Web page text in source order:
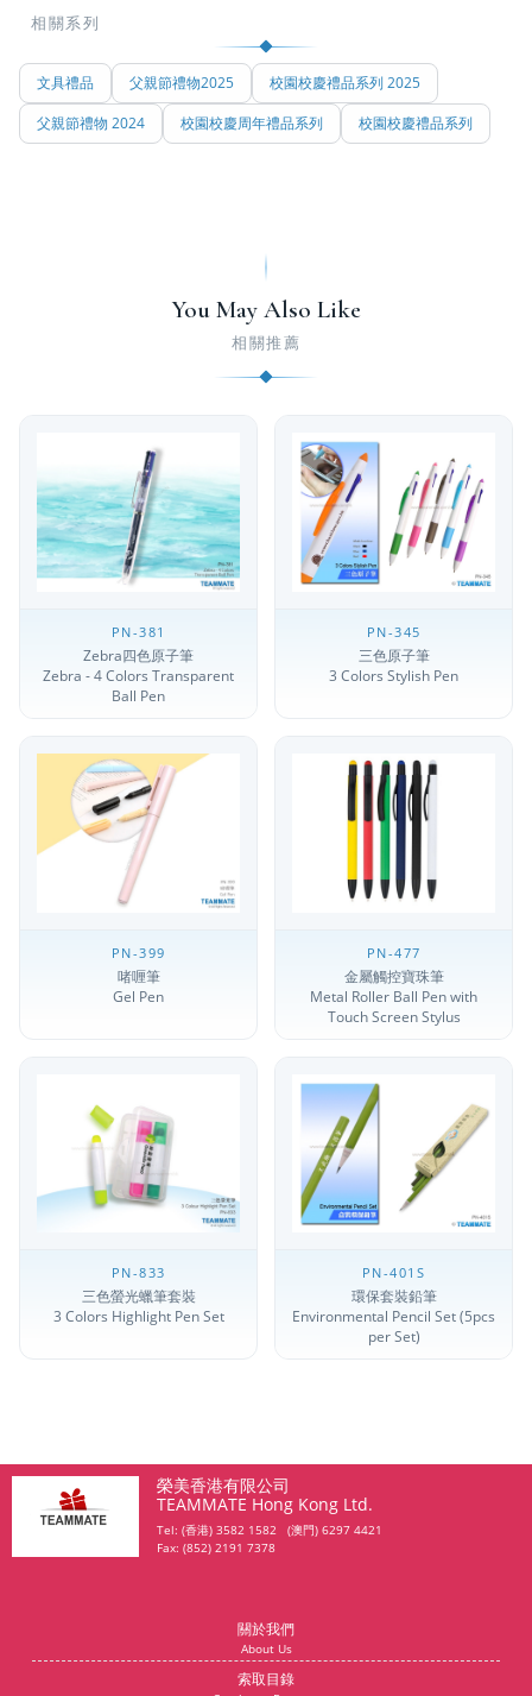
相關系列
文具禮品 父親節禮物2025
校園校慶禮品系列 2025
父親節禮物 2024
校園校慶周年禮品系列 校園校慶禮品系列
You May Also Like
相關推薦
PN-381
Zebra四色原子筆
Zebra - 4 Colors Transparent
Ball Pen
PN-345
三色原子筆
3 Colors Stylish Pen
PN-399
啫喱筆
Gel Pen
PN-477
金屬觸控寶珠筆
Metal Roller Ball Pen with
Touch Screen Stylus
PN-833
三色螢光蠟筆套裝
3 Colors Highlight Pen Set
PN-401S
環保套裝鉛筆
Environmental Pencil Set (5pcs
per Set)
榮美香港有限公司
TEAMMATE Hong Kong Ltd.
Tel: (香港) 3582 1582 (澳門) 6297 4421
Fax: (852) 2191 7378
關於我們
About Us
索取目錄